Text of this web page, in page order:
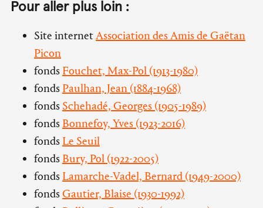
Pour aller plus loin :
Site internetAssociation des Amis de Gaëtan
Picon
fonds Fouchet, Max-Pol (1913-1980)
fonds Paulhan, Jean (1884-1968)
fonds Schehadé, Georges (1905-1989)
fonds Bonnefoy, Yves (1923-2016)
fonds Le Seuil
fonds Bury, Pol (1922-2005)
fonds Lamarche-Vadel, Bernard (1949-2000)
fondsGautier, Blaise (1930-1992)